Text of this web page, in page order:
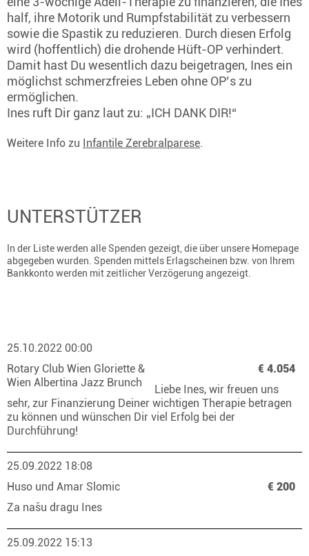
half, ihre Motorik und Rumpfstabilität zu verbessern
sowie die Spastik zu reduzieren. Durch diesen Erfolg
wird (hoffentlich) die drohende Hüft-OP verhindert.
Damit hast Du wesentlich dazu beigetragen, Ines ein
möglichst schmerzfreies Leben ohne OP’s zu
ermöglichen.
Ines ruft Dir ganz laut zu: „ICH DANK DIR!“
Weitere Info zu Infantile Zerebralparese.
UNTERSTÜTZER
In der Liste werden alle Spenden gezeigt, die über unsere Homepage
abgegeben wurden. Spenden mittels Erlagscheinen bzw. von Ihrem
Bankkonto werden mit zeitlicher Verzögerung angezeigt.
25.10.2022 00:00
Rotary Club Wien Gloriette &
Wien Albertina Jazz Brunch
€ 4.054
Liebe Ines, wir freuen uns
sehr, zur Finanzierung Deiner wichtigen Therapie betragen
zu können und wünschen Dir viel Erfolg bei der
Durchführung!
25.09.2022 18:08
Huso und Amar Slomic
€ 200
Za našu dragu Ines
25.09.2022 15:13